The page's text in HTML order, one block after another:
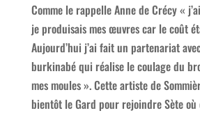
Comme le rappelle Anne de Crécy«
je produisais mes œuvres car le coût
Aujourd’hui j’ai fait un partenariat
burkinabé qui réalise le coulage du
mes moules ».Cette artiste de
bientôt le Gard pour rejoindre Sète où